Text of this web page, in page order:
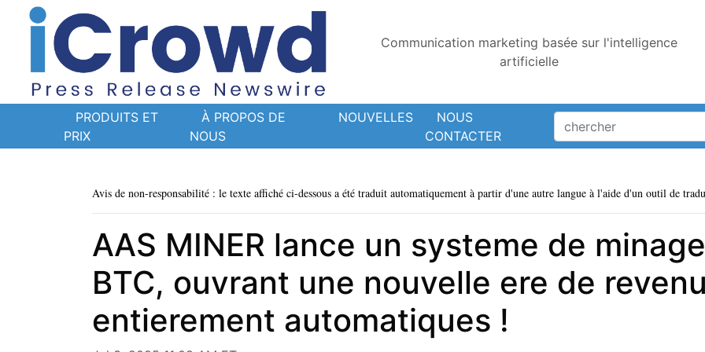
Communication marketing basée sur l'intelligence
artificielle
PRODUITS ET
PRIX
À PROPOS DE
NOUS
NOUVELLES
NOUS
CONTACTER
Avis de non-responsabilité : le texte affiché ci-dessous a été traduit automatiquement à partir d'une autre langue à l'aide d'un outil de
AAS MINER lance un systeme de
BTC, ouvrant une nouvelle ere de
entierement automatiques !